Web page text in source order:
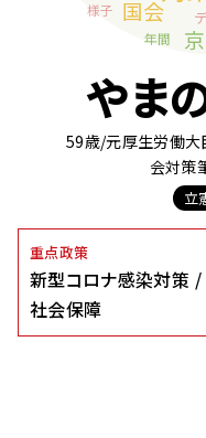
やま
59歳/元厚生労働
会対策
立
重点政策
新型コロナ感染対策
社会保障